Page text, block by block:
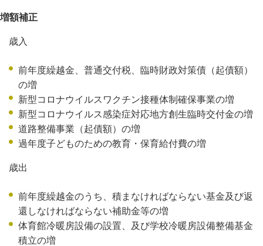
増額補正
歳入
前年度繰越金、普通交付税、臨時財政対策債（起債額）
の増
新型コロナウイルスワクチン接種体制確保事業の増
新型コロナウイルス感染症対応地方創生臨時交付金の増
道路整備事業（起債額）の増
過年度子どものための教育・保育給付費の増
歳出
前年度繰越金のうち、積まなければならない基金及び返
還しなければならない補助金等の増
体育館冷暖房設備の設置、及び学校冷暖房設備整備基金
積立の増